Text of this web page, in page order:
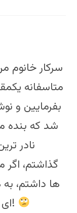
سرکار خانوم
متاسفانه
بفرمایین و
شد که بنده
نادر
گذاشتم،
ها داشتم،
ای به این لطافت در بارشون بنویسم!